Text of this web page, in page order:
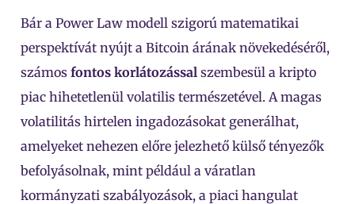
Bár a Power Law modell szigorú matematikai
perspektívát nyújt a Bitcoin árának növekedéséről,
számos fontos korlátozással szembesül a kripto
piac hihetetlenül volatilis természetével. A magas
volatilitás hirtelen ingadozásokat generálhat,
amelyeket nehezen előre jelezhető külső tényezők
befolyásolnak, mint például a váratlan
kormányzati szabályozások, a piaci hangulat